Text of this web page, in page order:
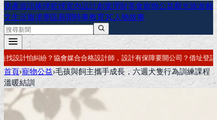
房產資訊棒球籃球室內設計創業理財美食寵物公益觀光旅遊藝
文生活旗津專區新聞時事教育3C人物故事
計有保障要開公司？借址登記・公司設立・工商登記一次辦好記帳報稅
首頁›寵物公益›毛孩與飼主攜手成長，六週犬隻行為訓練課程
溫暖結訓